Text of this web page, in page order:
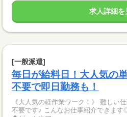
求人詳細を
[一般派遣]
毎日が給料日！大人気の
不要で即日勤務も！
《大人気の軽作業ワーク！》 難しい仕事な一切なし！ 知識や経験は
不要です♪ こんなお仕事紹介できます◎ ◆ハガキや郵便物の仕分け